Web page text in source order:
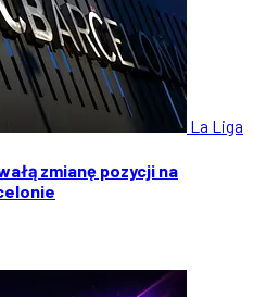
La Liga
zmianę pozycji na